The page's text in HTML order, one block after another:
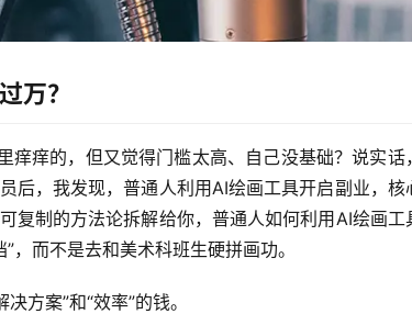
万？
痒痒的，但又觉得门槛太高、自己没基础？说实话
后，我发现，普通人利用AI绘画工具开启副业，核
复制的方法论拆解给你， 普通人如何利用AI绘画工
，而不是去和美术科班生硬拼画功。
方案”和“效率”的钱。